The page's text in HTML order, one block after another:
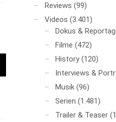
Reviews (99)
Videos (3.401)
Dokus &
Filme (472)
History (120)
Interviews &
Musik (96)
Serien (1.481)
Trailer & Teaser